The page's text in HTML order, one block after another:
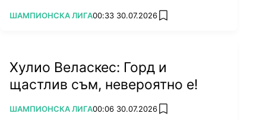
ПОВЕЧЕ ОТ
ШАМПИОНСКА ЛИГА00:33 30.07.2026 add favorites
Хулио Веласкес: Горд и
щастлив съм, невероятно е!
ПОВЕЧЕ ОТ
ШАМПИОНСКА ЛИГА00:06 30.07.2026 add favorites